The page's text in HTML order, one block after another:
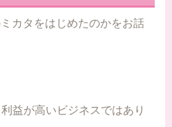
カタをはじめたのかをお話
益が高いビジネスではあり